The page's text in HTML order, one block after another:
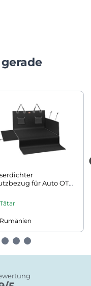
für Auto OTO,
Tătar